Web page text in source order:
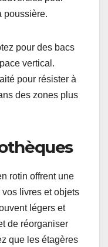
intérieure ou
en rotin sont
en différentes
le salon, la
Pensez à
pour
pour des bacs